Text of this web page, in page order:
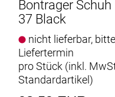
heißen Phasen
Luxuriöses Tragegefühl
Die Kombination aus
am Oberschuh passt
Bontrager
37 Black
nicht lieferbar,
Liefertermin
pro Stück (inkl.
Standardartikel)